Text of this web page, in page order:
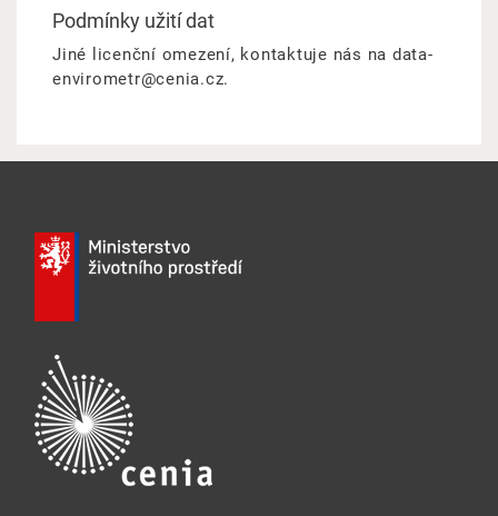
Podmínky užití dat
Jiné licenční omezení, kontaktuje nás na data-
envirometr@cenia.cz.